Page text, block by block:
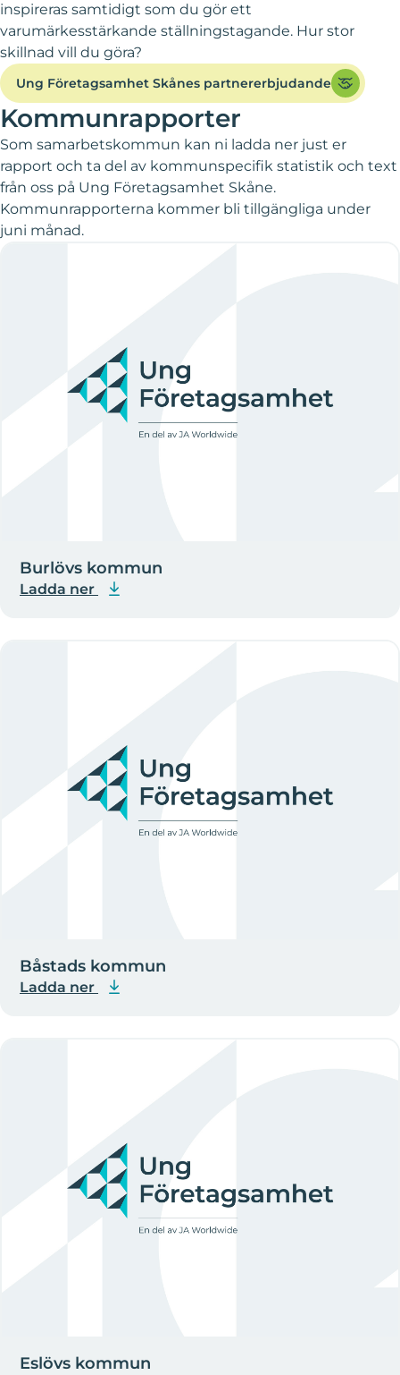
inspireras samtidigt som du gör ett
varumärkesstärkande ställningstagande. Hur stor
skillnad vill du göra?
Ung Företagsamhet Skånes partnererbjudande
Kommunrapporter
Som samarbetskommun kan ni ladda ner just er
rapport och ta del av kommunspecifik statistik och text
från oss på Ung Företagsamhet Skåne.
Kommunrapporterna kommer bli tillgängliga under
juni månad.
Burlövs kommun
Ladda ner
Båstads kommun
Ladda ner
Eslövs kommun